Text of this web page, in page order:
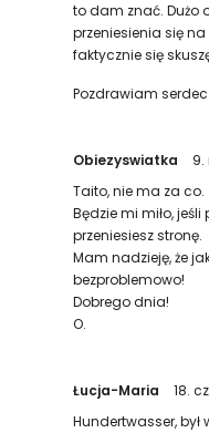
to dam znać. Dużo
przeniesienia się
faktycznie się
Pozdrawiam
Obiezyswiatka
9.
Taito, nie ma za co.
Będzie mi miło,
przeniesiesz stronę.
Mam nadzieję, że
bezproblemowo!
Dobrego dnia!
O.
Łucja-Maria
18.
Hundertwasser,